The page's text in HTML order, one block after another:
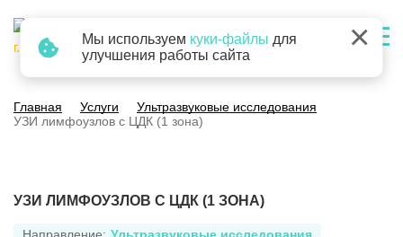
г. Барнаул
Главная Услуги
Ультразвуковые исследования
УЗИ лимфоузлов с ЦДК (1 зона)
УЗИ ЛИМФОУЗЛОВ С ЦДК (1 ЗОНА)
Мы используем куки-файлы для
улучшения работы сайта
×